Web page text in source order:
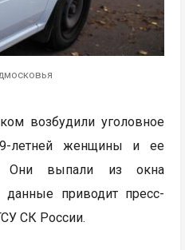
возбудили уголовное
летней женщины и ее
Они выпали из окна
данные приводит пресс-
СК России.